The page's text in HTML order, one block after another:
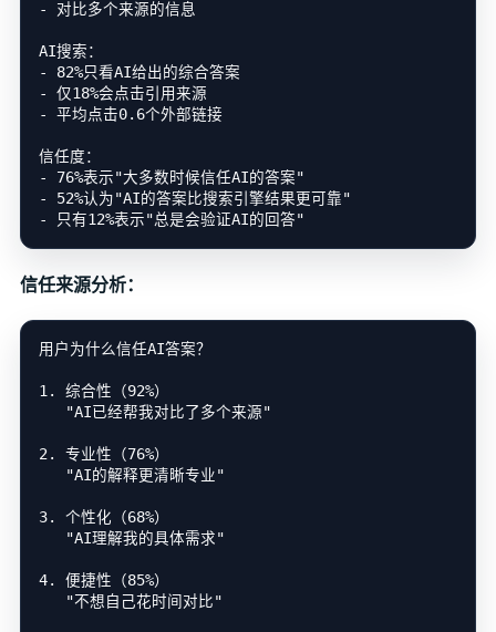
- 对比多个来源的信息
AI搜索：
- 82%只看AI给出的综合答案
- 仅18%会点击引用来源
- 平均点击0.6个外部链接
信任度：
- 76%表示"大多数时候信任AI的答案"
- 52%认为"AI的答案比搜索引擎结果更可靠"
信任来源分析：
用户为什么信任AI答案？
1. 综合性（92%）
   "AI已经帮我对比了多个来源"
2. 专业性（76%）
   "AI的解释更清晰专业"
3. 个性化（68%）
   "AI理解我的具体需求"
4. 便捷性（85%）
   "不想自己花时间对比"